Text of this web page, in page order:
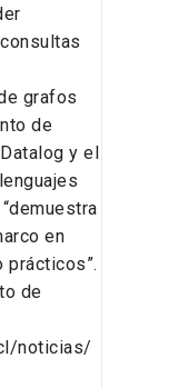
grafos
de
y el
en
de
noticias/